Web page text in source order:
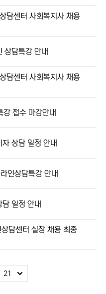
담센터 사회복지사 채용
담특강 안내
담센터 사회복지사 채용
접수 마감안내
상담 일정 안내
인상담특강 안내
일정 안내
담센터 실장 채용 최종